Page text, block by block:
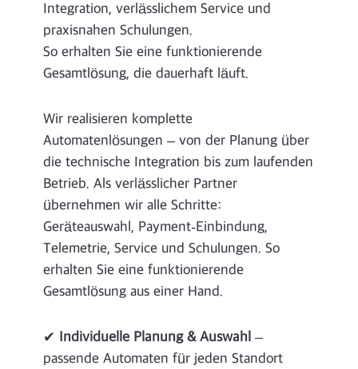
Integration, verlässlichem Service und
praxisnahen Schulungen.
So erhalten Sie eine funktionierende
Gesamtlösung, die dauerhaft läuft.
Wir realisieren komplette
Automatenlösungen – von der Planung über
die technische Integration bis zum laufenden
Betrieb. Als verlässlicher Partner
übernehmen wir alle Schritte:
Geräteauswahl, Payment‑Einbindung,
Telemetrie, Service und Schulungen. So
erhalten Sie eine funktionierende
Gesamtlösung aus einer Hand.
✔ Individuelle Planung & Auswahl –
passende Automaten für jeden Standort